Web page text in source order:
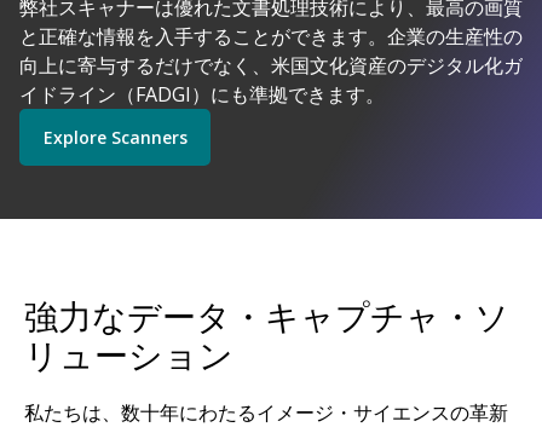
弊社スキャナーは優れた文書処理技術により、最高の画質
と正確な情報を入手することができます。企業の生産性の
向上に寄与するだけでなく、米国文化資産のデジタル化ガ
イドライン（FADGI）にも準拠できます。
Explore Scanners
Get Started
コダックアラリスは理にかなっています
Explore Software Explore Scanners
Explore Services
強力なデータ・キャプチャ・ソ
リューション
私たちは、数十年にわたるイメージ・サイエンスの革新